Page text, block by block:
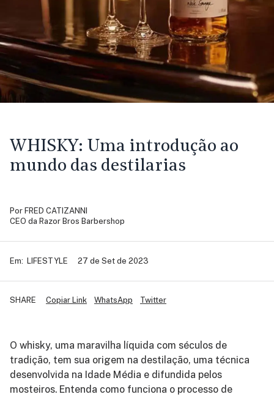
WHISKY: Uma introdução ao
mundo das destilarias
Por FRED CATIZANNI
CEO da Razor Bros Barbershop
Em: LIFESTYLE 27 de Set de 2023
Copiar Link WhatsApp Twitter
SHARE
O whisky, uma maravilha líquida com séculos de
tradição, tem sua origem na destilação, uma técnica
desenvolvida na Idade Média e difundida pelos
mosteiros. Entenda como funciona o processo de